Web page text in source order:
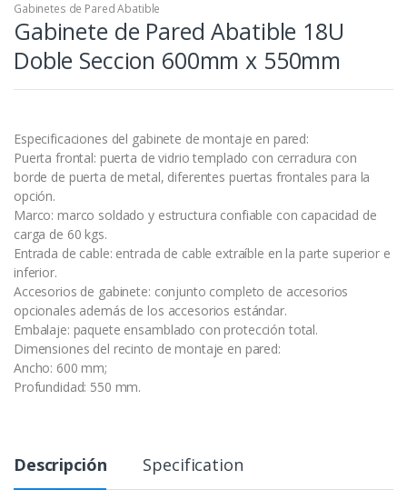
Gabinetes de Pared Abatible
Gabinete de Pared Abatible 18U
Doble Seccion 600mm x 550mm
Especificaciones del gabinete de montaje en pared:
Puerta frontal: puerta de vidrio templado con cerradura con
borde de puerta de metal, diferentes puertas frontales para la
opción.
Marco: marco soldado y estructura confiable con capacidad de
carga de 60 kgs.
Entrada de cable: entrada de cable extraíble en la parte superior e
inferior.
Accesorios de gabinete: conjunto completo de accesorios
opcionales además de los accesorios estándar.
Embalaje: paquete ensamblado con protección total.
Dimensiones del recinto de montaje en pared:
Ancho: 600 mm;
Profundidad: 550 mm.
Descripción Specification